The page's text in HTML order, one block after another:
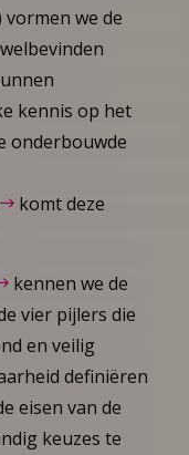
we de
kennis op het
onderbouwde
komt deze
kennen we de
vier pijlers die
en veilig
definiëren
eisen van de
keuzes te